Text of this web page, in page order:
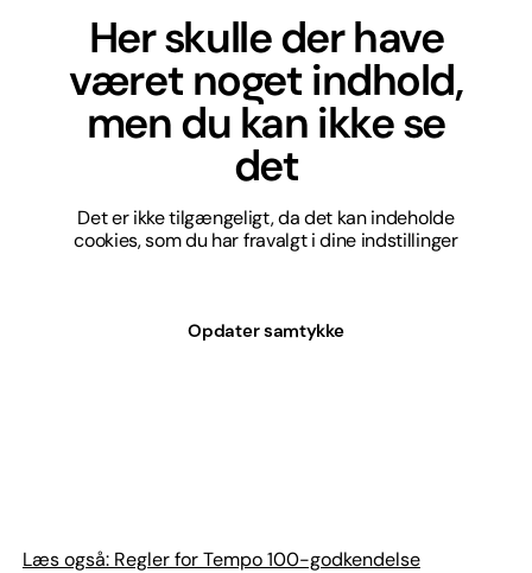
Her skulle der have
været noget indhold,
men du kan ikke se
det
Det er ikke tilgængeligt, da det kan indeholde
cookies, som du har fravalgt i dine indstillinger
Opdater samtykke
Læs også: Regler for Tempo 100-godkendelse